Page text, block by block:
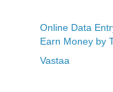
Online Data
Earn Money by
Vastaa